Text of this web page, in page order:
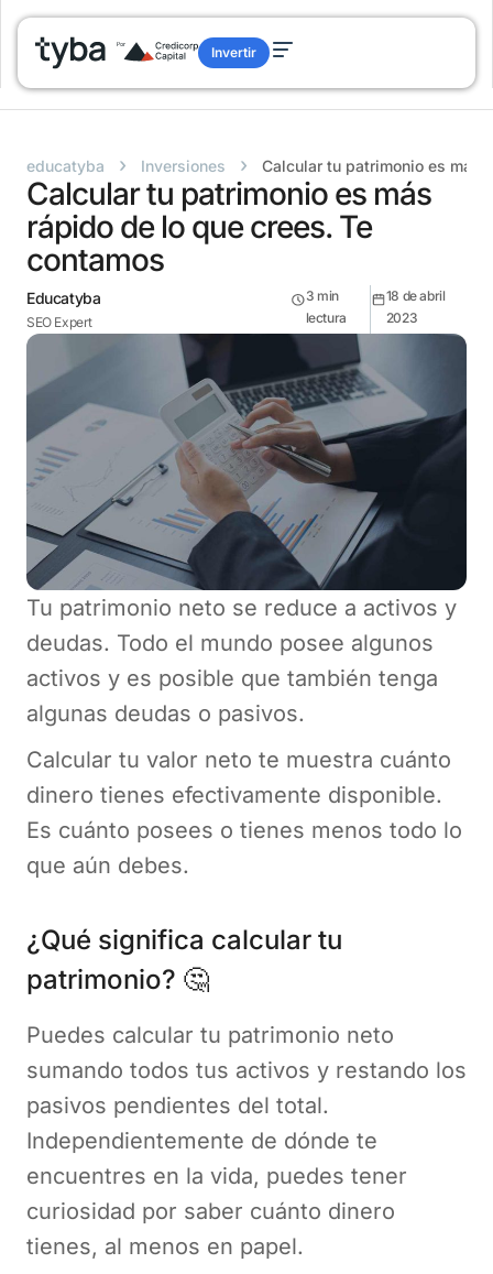
Invertir
educatyba › Inversiones › Calcular tu patrimonio es más
Calcular tu patrimonio es más
rápido de lo que crees. Te
contamos
Educatyba
SEO Expert
3 min
lectura
18 de abril
2023
Tu patrimonio neto se reduce a activos y
deudas. Todo el mundo posee algunos
activos y es posible que también tenga
algunas deudas o pasivos.
Calcular tu valor neto te muestra cuánto
dinero tienes efectivamente disponible.
Es cuánto posees o tienes menos todo lo
que aún debes.
¿Qué significa calcular tu
patrimonio? 🤔
Puedes calcular tu patrimonio neto
sumando todos tus activos y restando los
pasivos pendientes del total.
Independientemente de dónde te
encuentres en la vida, puedes tener
curiosidad por saber cuánto dinero
tienes, al menos en papel.